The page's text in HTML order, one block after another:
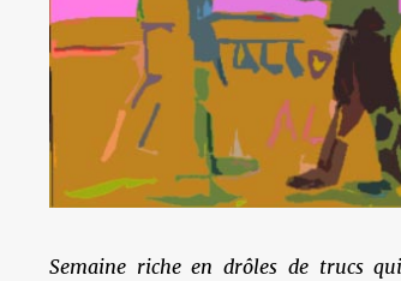
Semaine riche en drôles de trucs